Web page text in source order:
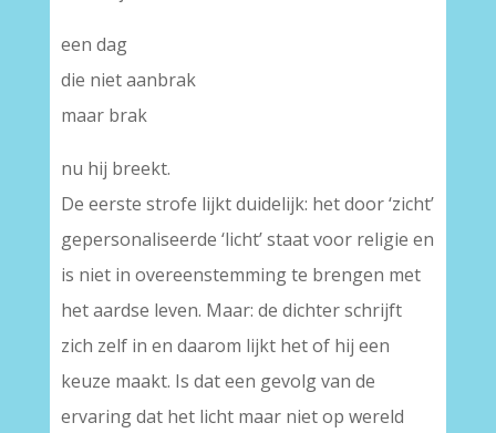
een dag
die niet aanbrak
maar brak
nu hij breekt.
De eerste strofe lijkt duidelijk: het door ‘zicht’
gepersonaliseerde ‘licht’ staat voor religie en
is niet in overeenstemming te brengen met
het aardse leven. Maar: de dichter schrijft
zich zelf in en daarom lijkt het of hij een
keuze maakt. Is dat een gevolg van de
ervaring dat het licht maar niet op wereld